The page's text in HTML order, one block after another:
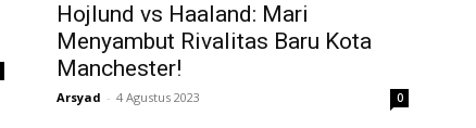
Hojlund vs Haaland: Mari
Menyambut Rivalitas Baru Kota
Manchester!
Arsyad - 4 Agustus 2023 0